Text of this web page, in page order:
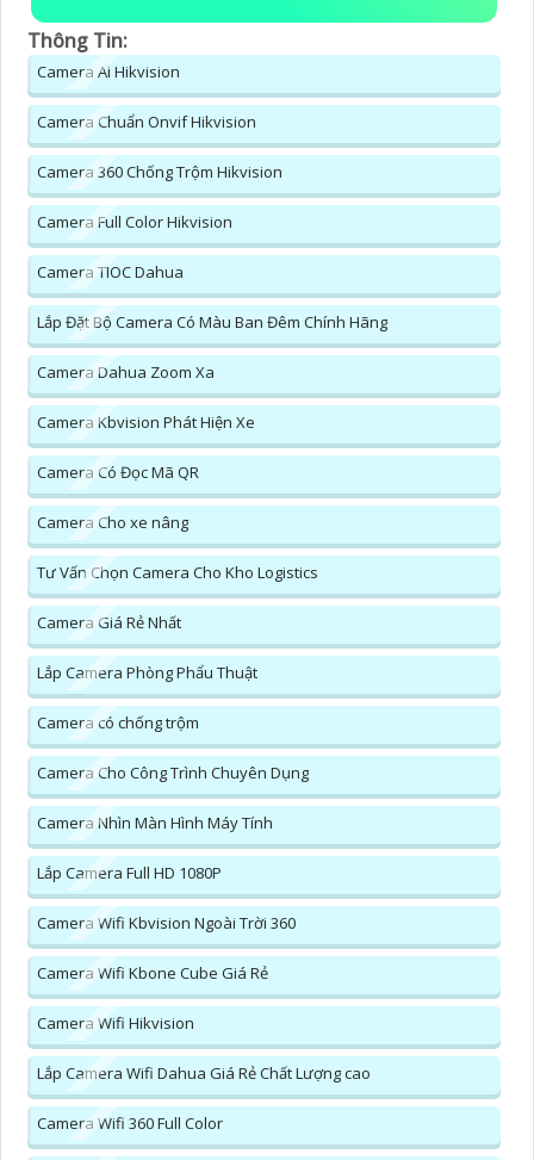
Thông Tin:
Camera Ai Hikvision
Camera Chuẩn Onvif Hikvision
Camera 360 Chống Trộm Hikvision
Camera Full Color Hikvision
Camera TIOC Dahua
Lắp Đặt Bộ Camera Có Màu Ban Đêm Chính Hãng
Camera Dahua Zoom Xa
Camera Kbvision Phát Hiện Xe
Camera Có Đọc Mã QR
Camera Cho xe nâng
Tư Vấn Chọn Camera Cho Kho Logistics
Camera Giá Rẻ Nhất
Lắp Camera Phòng Phẩu Thuật
Camera có chống trộm
Camera Cho Công Trình Chuyên Dụng
Camera Nhìn Màn Hình Máy Tính
Lắp Camera Full HD 1080P
Camera Wifi Kbvision Ngoài Trời 360
Camera Wifi Kbone Cube Giá Rẻ
Camera Wifi Hikvision
Lắp Camera Wifi Dahua Giá Rẻ Chất Lượng cao
Camera Wifi 360 Full Color